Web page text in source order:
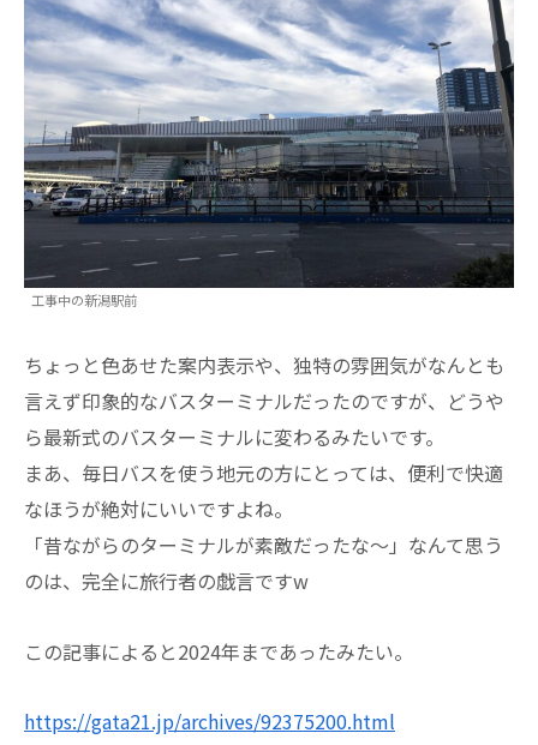
工事中の新潟駅前
ちょっと色あせた案内表示や、独特の雰囲気がなんとも
言えず印象的なバスターミナルだったのですが、どうや
ら最新式のバスターミナルに変わるみたいです。
まあ、毎日バスを使う地元の方にとっては、便利で快適
なほうが絶対にいいですよね。
「昔ながらのターミナルが素敵だったな〜」なんて思う
のは、完全に旅行者の戯言ですw
この記事によると2024年まであったみたい。
https://gata21.jp/archives/92375200.html